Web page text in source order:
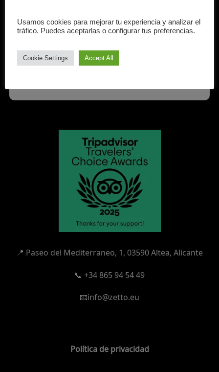
INFORMACIONES
📍 Paseo del Mediterraneo, 1, 03590 Altea, Alicante
📞 +34 865 94 54 49
📧info@zetto.eu
Política de privacidad
Usamos cookies para mejorar tu experiencia y analizar el
tráfico. Puedes aceptarlas o configurar tus preferencias.
Cookie Settings Accept All